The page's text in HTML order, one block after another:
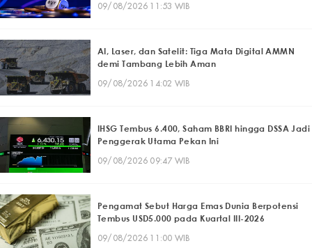
09/08/2026 11:53 WIB
AI, Laser, dan Satelit: Tiga Mata Digital AMMN
demi Tambang Lebih Aman
09/08/2026 14:02 WIB
IHSG Tembus 6.400, Saham BBRI hingga DSSA Jadi
Penggerak Utama Pekan Ini
09/08/2026 09:47 WIB
Pengamat Sebut Harga Emas Dunia Berpotensi
Tembus USD5.000 pada Kuartal III-2026
09/08/2026 11:00 WIB